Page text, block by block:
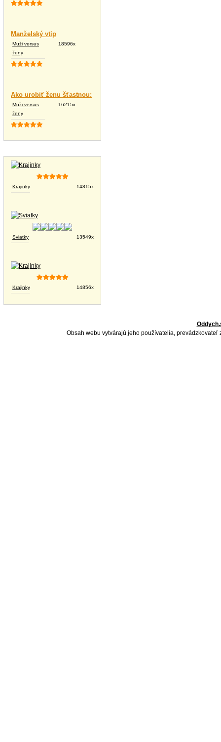
Manželský vtip
Muži versus
ženy
18596x
Ako urobiť ženu šťastnou:
Muži versus
ženy
16215x
Krajinky 14815x
Sviatky 13549x
Krajinky 14856x
Obsah webu vytvárajú jeho používatelia,